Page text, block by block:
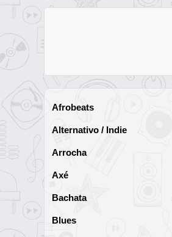
Afrobeats
Alternativo / Indie
Arrocha
Axé
Bachata
Blues